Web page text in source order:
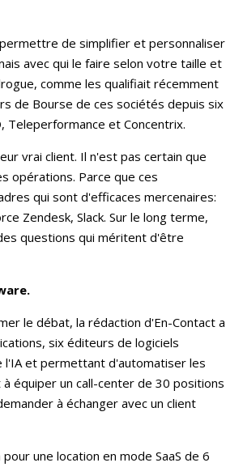
de simplifier et personnaliser
avec qui le faire selon votre taille et
comme les qualifiait récemment
de Bourse de ces sociétés depuis six
Teleperformance et Concentrix.
vrai client. Il n'est pas certain que
opérations. Parce que ces
qui sont d'efficaces mercenaires:
Zendesk, Slack. Sur le long terme,
questions qui méritent d'être
le débat, la rédaction d'En-Contact a
six éditeurs de logiciels
et permettant d'automatiser les
équiper un call-center de 30 positions
à échanger avec un client
une location en mode SaaS de 6